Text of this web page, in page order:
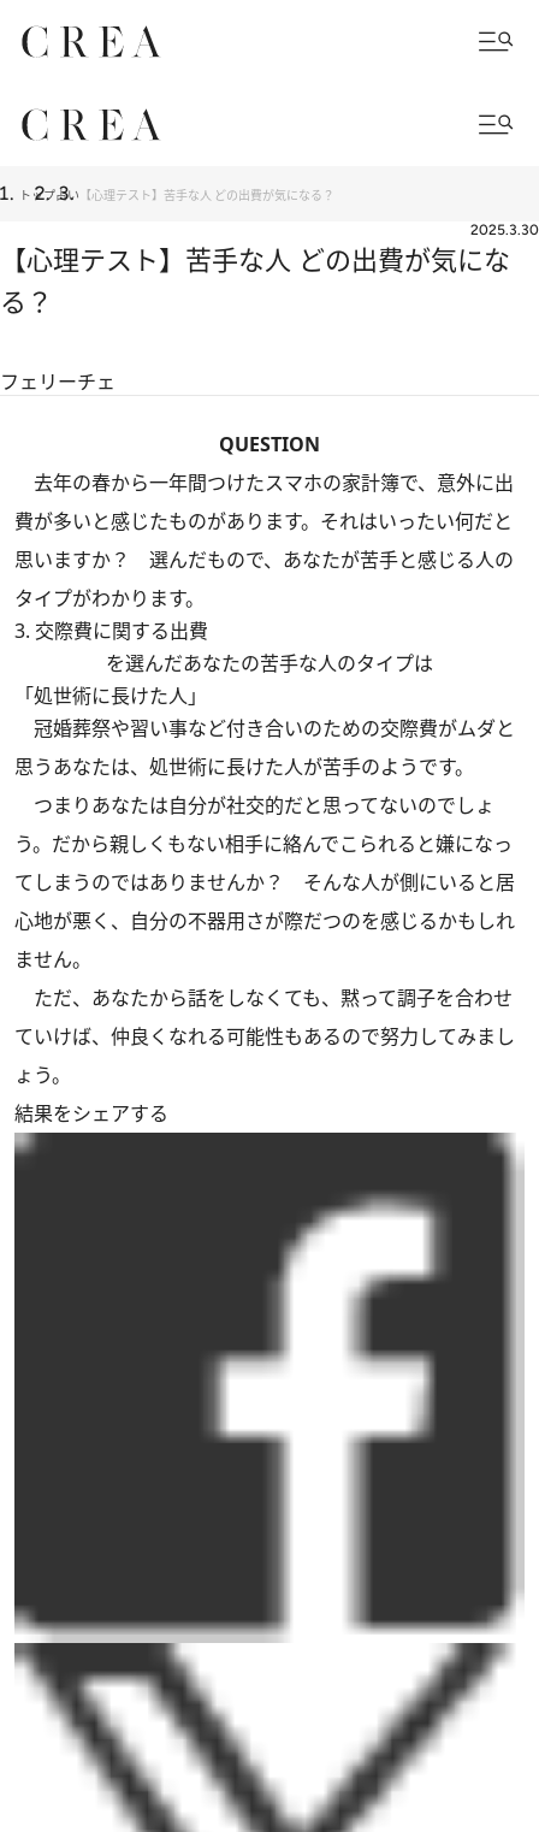
トップ占い 【心理テスト】苦手な人 どの出費が気になる？
2025.3.30
【心理テスト】苦手な人 どの出費が気にな
る？
フェリーチェ
QUESTION
去年の春から一年間つけたスマホの家計簿で、意外に出
費が多いと感じたものがあります。それはいったい何だと
思いますか？ 選んだもので、あなたが苦手と感じる人の
タイプがわかります。
3. 交際費に関する出費
を選んだあなたの苦手な人のタイプは
「処世術に長けた人」
冠婚葬祭や習い事など付き合いのための交際費がムダと
思うあなたは、処世術に長けた人が苦手のようです。
つまりあなたは自分が社交的だと思ってないのでしょ
う。だから親しくもない相手に絡んでこられると嫌になっ
てしまうのではありませんか？ そんな人が側にいると居
心地が悪く、自分の不器用さが際だつのを感じるかもしれ
ません。
ただ、あなたから話をしなくても、黙って調子を合わせ
ていけば、仲良くなれる可能性もあるので努力してみまし
ょう。
結果をシェアする